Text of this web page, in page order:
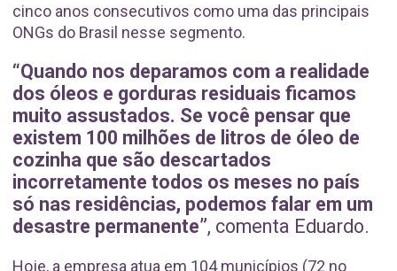
cinco anos consecutivos como uma das principais
ONGs do Brasil nesse segmento.
“Quando nos deparamos com a realidade
dos óleos e gorduras residuais ficamos
muito assustados. Se você pensar que
existem 100 milhões de litros de óleo de
cozinha que são descartados
incorretamente todos os meses no país
só nas residências, podemos falar em um
desastre permanente”, comenta Eduardo.
Hoje, a empresa atua em 104 municípios (72 no